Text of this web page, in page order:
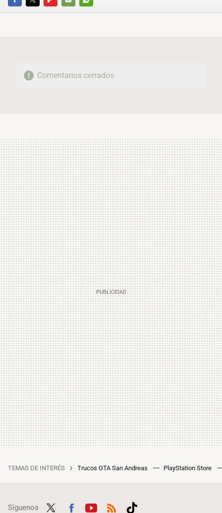
FACEBOOKTWITTERFLIPBOARD
E-
WHATSAPP
Comentarios cerrados
TEMAS DE INTERÉS Trucos GTA San Andreas PlayStation Store
Síguenos